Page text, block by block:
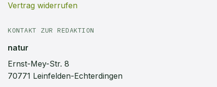
Vertrag widerrufen
KONTAKT ZUR REDAKTION
natur
Ernst-Mey-Str. 8
70771 Leinfelden-Echterdingen